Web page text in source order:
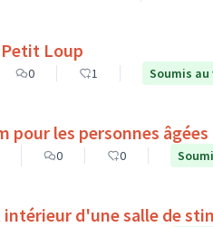
Loup
0 1 Soumis au
pour les personnes
0 0
d'une salle de